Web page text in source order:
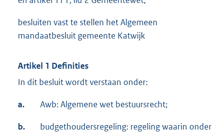
besluiten vast te stellen het Algemeen
mandaatbesluit gemeente Katwijk
Artikel 1 Definities
In dit besluit wordt verstaan onder:
a. Awb: Algemene wet bestuursrecht;
b.
budgethoudersregeling: regeling waarin onder